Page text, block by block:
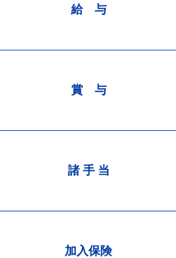
給 与
賞 与
諸 手 当
加入保険